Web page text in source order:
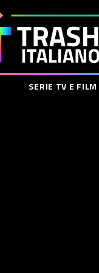
SERIE TV E FILM